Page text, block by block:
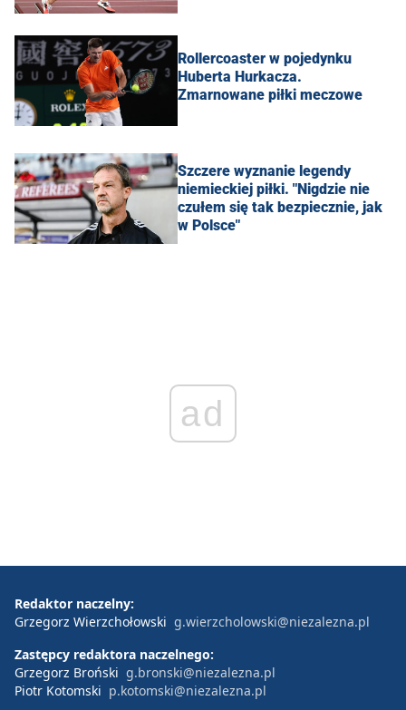
Rollercoaster w pojedynku
Huberta Hurkacza.
Zmarnowane piłki meczowe
Szczere wyznanie legendy
niemieckiej piłki. "Nigdzie nie
czułem się tak bezpiecznie, jak
w Polsce"
ad
Redaktor naczelny:
Grzegorz Wierzchołowski g.wierzcholowski@niezalezna.pl
Zastępcy redaktora naczelnego:
Grzegorz Broński g.bronski@niezalezna.pl
Piotr Kotomski p.kotomski@niezalezna.pl